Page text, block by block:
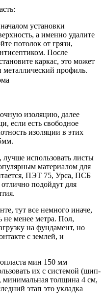
установки
а именно удалите
потолок от грязи,
После
каркас, это может
профиль.
изоляцию, далее
если есть свободное
изоляции в этих
использовать листы
материалом для
ПЭТ 75, Урса, ПСБ
подойдут для
тут все немного иначе,
менее метра. Пол,
на фундамент, но
с землей, и
мин 150 мм
их с системой (шип-
минимальная толщина 4 см,
этап это укладка